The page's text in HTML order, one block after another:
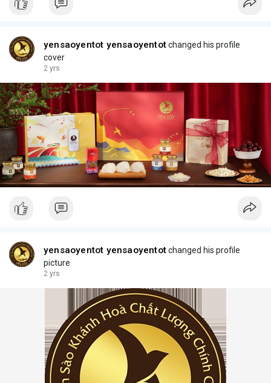
yensaoyentot yensaoyentotchanged his profile
cover
2 yrs
yensaoyentot yensaoyentotchanged his profile
picture
2 yrs